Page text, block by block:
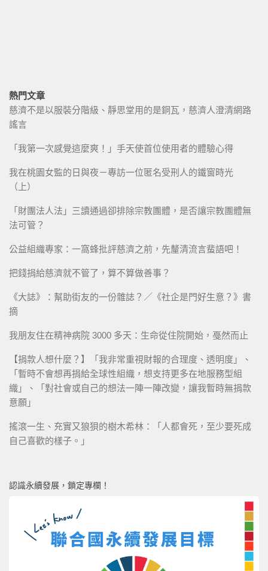
熱門文章
慈濟不是以服裝分階級、靜思堂用的是銅瓦，慈濟人澄清網路
謠言
「我第一次感覺這麼爽！」手天使首位使用者的體驗心得
我在桃園女監的日與夜－專訪一位匿名受刑人的鐵窗時光
（上）
「財團法人法」三讀通過卻排除宗教團體，是否讓宗教團體無
法可管？
公益組織專家：一窩蜂批評慈濟之前，先釐清流言蜚語吧！
把錢捐給慈濟就不管了，算不算做善事？
《大誌》：幫助街友的一份雜誌？／《社企是門好生意？》書
摘
我朋友住在精神病院 3000 多天：生命從住院開始，戞然而止
【捐款人想什麼？】「我非常重視財報的合理度、透明度」、
「暫時不會想再捐給全球性組織，想支持更多在地服務型組
織」、「對社會或自己的想法一陣一陣改變，讓我暫時無捐款
意願」
搖滾一生、充實又狼狽的樹木希林：「人都會死，至少要死成
自己喜歡的樣子。」
認識永續發展，鎖定專欄！